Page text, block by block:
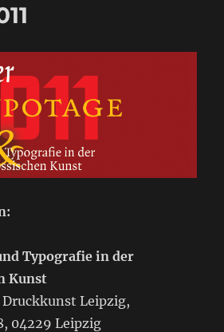
Typografie in der
Kunst
Leipzig,
04229 Leipzig